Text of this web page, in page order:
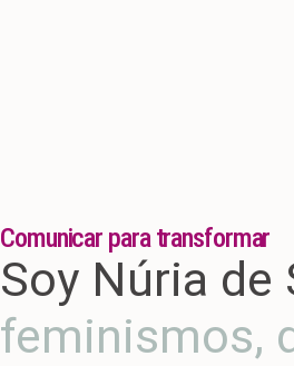
Comunicar para transformar
Soy Núria
feminismos,